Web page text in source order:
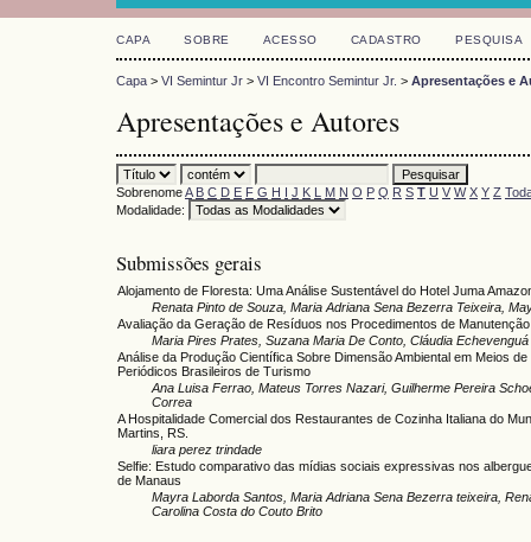
CAPA SOBRE ACESSO CADASTRO PESQUISA
Capa > VI Semintur Jr > VI Encontro Semintur Jr. > Apresentações e
Apresentações e Autores
SobrenomeA B C D E F G H I J K L M N O P Q R S T U V W X Y Z
Modalidade:
Submissões gerais
Alojamento de Floresta: Uma Análise Sustentável do Hotel Juma
Renata Pinto de Souza, Maria Adriana Sena Bezerra Teixeira,
Avaliação da Geração de Resíduos nos Procedimentos de
Maria Pires Prates, Suzana Maria De Conto, Cláudia Echevenguá
Análise da Produção Científica Sobre Dimensão Ambiental em Meios
Periódicos Brasileiros de Turismo
Ana Luisa Ferrao, Mateus Torres Nazari, Guilherme Pereira
Correa
A Hospitalidade Comercial dos Restaurantes de Cozinha Italiana do
Martins, RS.
liara perez trindade
Selfie: Estudo comparativo das mídias sociais expressivas nos
de Manaus
Mayra Laborda Santos, Maria Adriana Sena Bezerra teixeira,
Carolina Costa do Couto Brito